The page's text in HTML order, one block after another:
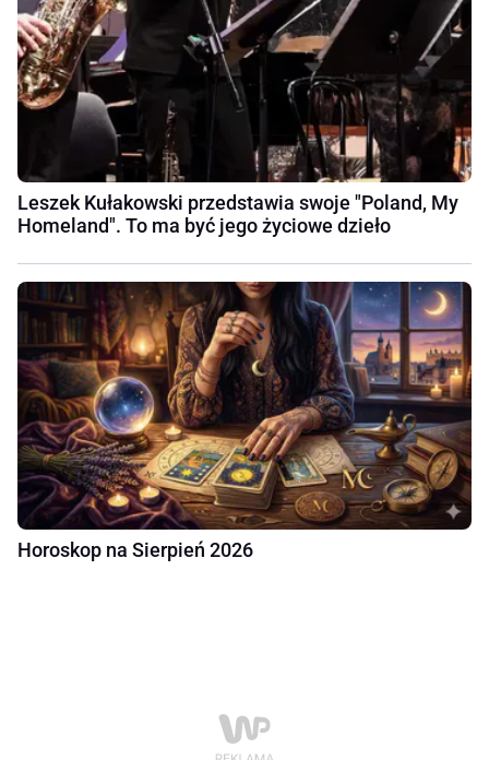
Leszek Kułakowski przedstawia swoje "Poland, My
Homeland". To ma być jego życiowe dzieło
Horoskop na Sierpień 2026